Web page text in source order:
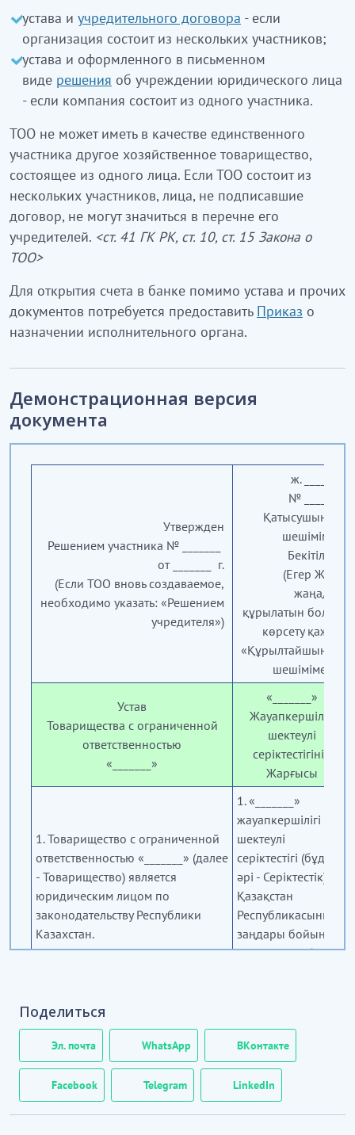
устава и учредительного договора - если
организация состоит из нескольких участников;
устава и оформленного в письменном
виде решения об учреждении юридического лица
- если компания состоит из одного участника.
ТОО не может иметь в качестве единственного
участника другое хозяйственное товарищество,
состоящее из одного лица. Если ТОО состоит из
нескольких участников, лица, не подписавшие
договор, не могут значиться в перечне его
учредителей. <ст. 41 ГК РК, ст. 10, ст. 15 Закона о
ТОО>
Для открытия счета в банке помимо устава и прочих
документов потребуется предоставить Приказ о
назначении исполнительного органа.
Демонстрационная версия
документа
Утвержден
Решением участника № _______
от _______ г.
(Если ТОО вновь создаваемое,
необходимо указать: «Решением
учредителя»)
ж. _______
№ _______
Қатысушының
шешімімен
Бекітілген
(Егер ЖШС
жаңадан
құрылатын болса,
көрсету қажет:
«Құрылтайшының
шешімімен»)
Устав
Товарищества с ограниченной
ответственностью
« _______»
« _______»
Жауапкершілігі
шектеулі
серіктестігінің
Жарғысы
1. Товарищество с ограниченной
ответственностью « _______» (далее
- Товарищество) является
юридическим лицом по
законодательству Республики
Казахстан.
1. «_______»
жауапкершілігі
шектеулі
серіктестігі (бұдан
әрі - Серіктестік)
Қазақстан
Республикасының
заңдары бойынша
заңды тұлға болып
2. Товарищество в своей
Конституцияны,
Республикасының
Азаматтық
кодексті,
Поделиться
Эл. почта WhatsApp ВКонтакте
Facebook Telegram LinkedIn